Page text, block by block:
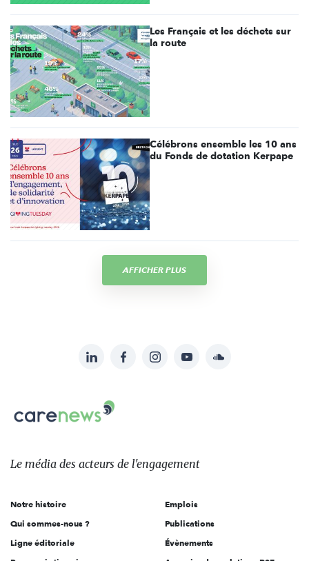
Les Français et les déchets sur
la route
Célébrons ensemble les 10 ans
du Fonds de dotation Kerpape
AFFICHER PLUS
sur:
LinkedInFacebookInstagramYouTubeSoundcloud
Le
des
l'engagement
Le média des acteurs de l'engagement
Notre histoire
Qui sommes-nous ?
Ligne éditoriale
Emplois
Publications
Évènements